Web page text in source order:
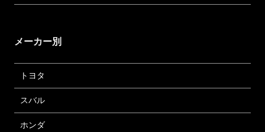
メーカー別
トヨタ
スバル
ホンダ